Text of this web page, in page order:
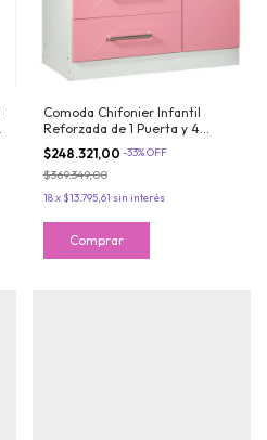
Comoda Chifonier Infantil
Reforzada de 1 Puerta y 4
Cajones Rosado Maximo
Fortaleza
$248.321,00 -33%OFF
$369.349,00
18x $13.795,61 sin interés